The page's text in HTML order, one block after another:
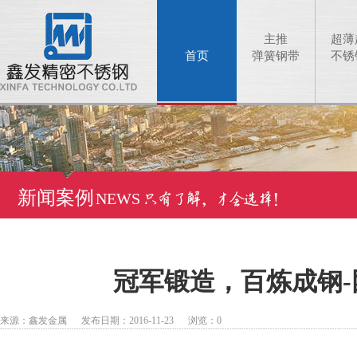
首页
主推
弹簧钢带
超
不锈
新闻案例 NEWS
冠军锻造，百炼成钢
来源：鑫发金属 发布日期：2016-11-23 浏览： 0